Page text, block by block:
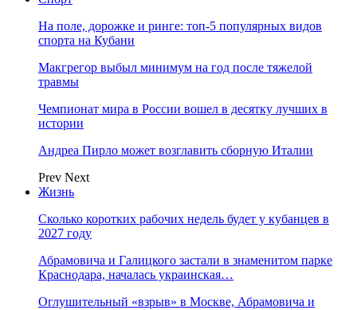
На поле, дорожке и ринге: топ-5 популярных видов
спорта на Кубани
Макгрегор выбыл минимум на год после тяжелой
травмы
Чемпионат мира в России вошел в десятку лучших в
истории
Андреа Пирло может возглавить сборную Италии
Prev Next
Жизнь
Сколько коротких рабочих недель будет у кубанцев в
2027 году
Абрамовича и Галицкого застали в знаменитом парке
Краснодара, началась украинская…
Оглушительный «взрыв» в Москве, Абрамовича и